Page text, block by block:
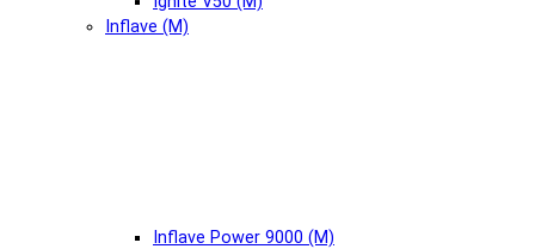
Inflave (М)
Inflave Power 9000 (М)